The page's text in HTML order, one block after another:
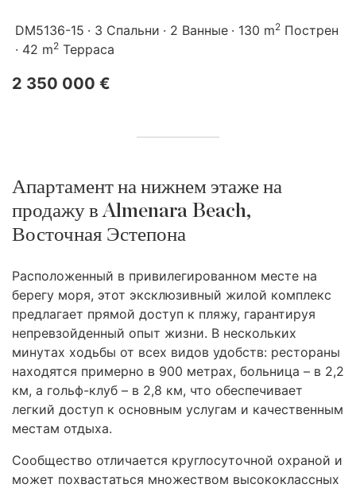
DM5136-15 3 Спальни 2 Ванные 130 m2 Пострен
42 m2 Терраса
2 350 000 €
Апартамент на нижнем этаже на
продажу в Almenara Beach,
Восточная Эстепона
Расположенный в привилегированном месте на
берегу моря, этот эксклюзивный жилой комплекс
предлагает прямой доступ к пляжу, гарантируя
непревзойденный опыт жизни. В нескольких
минутах ходьбы от всех видов удобств: рестораны
находятся примерно в 900 метрах, больница – в 2,2
км, а гольф-клуб – в 2,8 км, что обеспечивает
легкий доступ к основным услугам и качественным
местам отдыха.
Сообщество отличается круглосуточной охраной и
может похвастаться множеством высококлассных